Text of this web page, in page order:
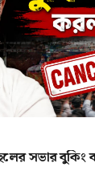
সভার বুকিং